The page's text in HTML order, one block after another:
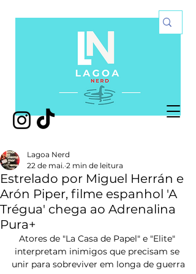
Estrelado por Miguel Herrán e
Arón Piper, filme espanhol 'A
Trégua' chega ao Adrenalina
Pura+
Lagoa Nerd
22 de mai. 2 min de leitura
Atores de "La Casa de Papel" e "Elite"
interpretam inimigos que precisam se
unir para sobreviver em longa de guerra